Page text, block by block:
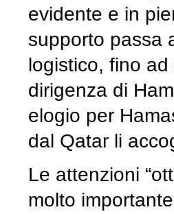
evidente e in
supporto passa
logistico, fino
dirigenza di
elogio per
dal Qatar li
Le attenzioni
molto